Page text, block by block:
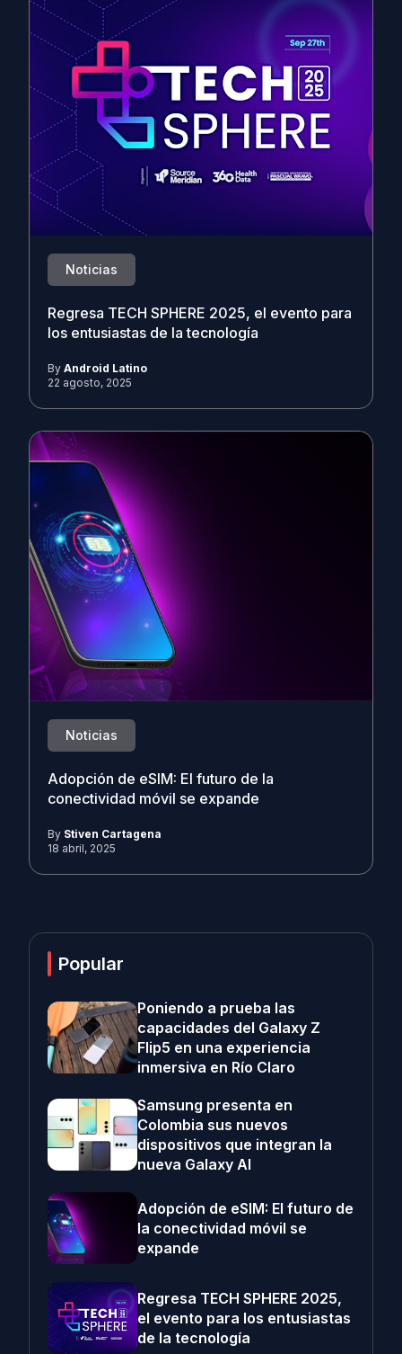
Noticias
Regresa TECH SPHERE 2025, el evento para
los entusiastas de la tecnología
By Android Latino
22 agosto, 2025
Noticias
Adopción de eSIM: El futuro de la
conectividad móvil se expande
By Stiven Cartagena
18 abril, 2025
Popular
Poniendo a prueba las
capacidades del Galaxy Z
Flip5 en una experiencia
inmersiva en Río Claro
Samsung presenta en
Colombia sus nuevos
dispositivos que integran la
nueva Galaxy AI
Adopción de eSIM: El futuro de
la conectividad móvil se
expande
Regresa TECH SPHERE 2025,
el evento para los entusiastas
de la tecnología